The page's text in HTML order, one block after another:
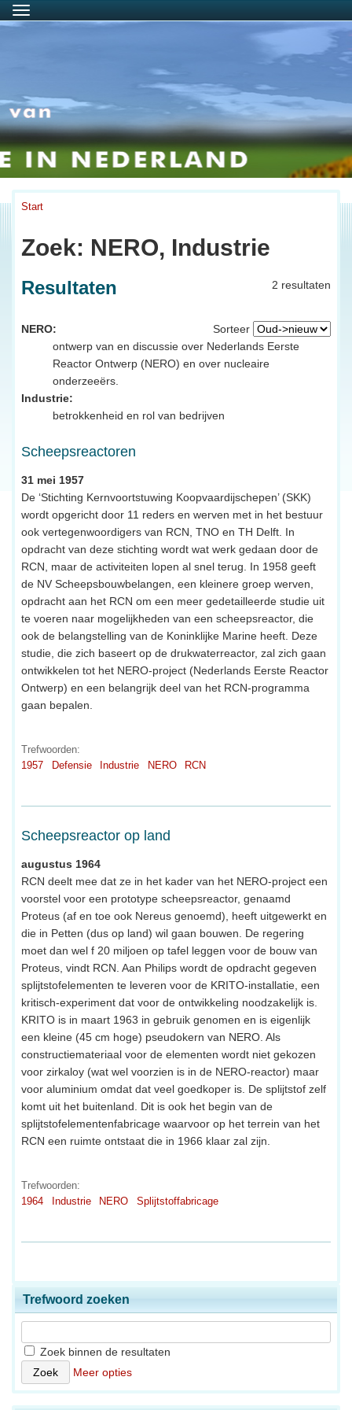
Menu
Start
Zoek: NERO, Industrie
2 resultaten
Resultaten
Sorteer
NERO:
ontwerp van en discussie over Nederlands Eerste
Reactor Ontwerp (NERO) en over nucleaire
onderzeeërs.
Industrie:
betrokkenheid en rol van bedrijven
Scheepsreactoren
31 mei 1957
De ‘Stichting Kernvoortstuwing Koopvaardijschepen’ (SKK)
wordt opgericht door 11 reders en werven met in het bestuur
ook vertegenwoordigers van RCN, TNO en TH Delft. In
opdracht van deze stichting wordt wat werk gedaan door de
RCN, maar de activiteiten lopen al snel terug. In 1958 geeft
de NV Scheepsbouwbelangen, een kleinere groep werven,
opdracht aan het RCN om een meer gedetailleerde studie uit
te voeren naar mogelijkheden van een scheepsreactor, die
ook de belangstelling van de Koninklijke Marine heeft. Deze
studie, die zich baseert op de drukwaterreactor, zal zich gaan
ontwikkelen tot het NERO-project (Nederlands Eerste Reactor
Ontwerp) en een belangrijk deel van het RCN-programma
gaan bepalen.
Trefwoorden:
1957
Defensie Industrie NERO RCN
Scheepsreactor op land
augustus 1964
RCN deelt mee dat ze in het kader van het NERO-project een
voorstel voor een prototype scheepsreactor, genaamd
Proteus (af en toe ook Nereus genoemd), heeft uitgewerkt en
die in Petten (dus op land) wil gaan bouwen. De regering
moet dan wel f 20 miljoen op tafel leggen voor de bouw van
Proteus, vindt RCN. Aan Philips wordt de opdracht gegeven
splijtstofelementen te leveren voor de KRITO-installatie, een
kritisch-experiment dat voor de ontwikkeling noodzakelijk is.
KRITO is in maart 1963 in gebruik genomen en is eigenlijk
een kleine (45 cm hoge) pseudokern van NERO. Als
constructiemateriaal voor de elementen wordt niet gekozen
voor zirkaloy (wat wel voorzien is in de NERO-reactor) maar
voor aluminium omdat dat veel goedkoper is. De splijtstof zelf
komt uit het buitenland. Dit is ook het begin van de
splijtstofelementenfabricage waarvoor op het terrein van het
RCN een ruimte ontstaat die in 1966 klaar zal zijn.
Trefwoorden:
1964
Industrie NERO Splijtstoffabricage
Trefwoord zoeken
Zoek binnen de resultaten
Meer opties